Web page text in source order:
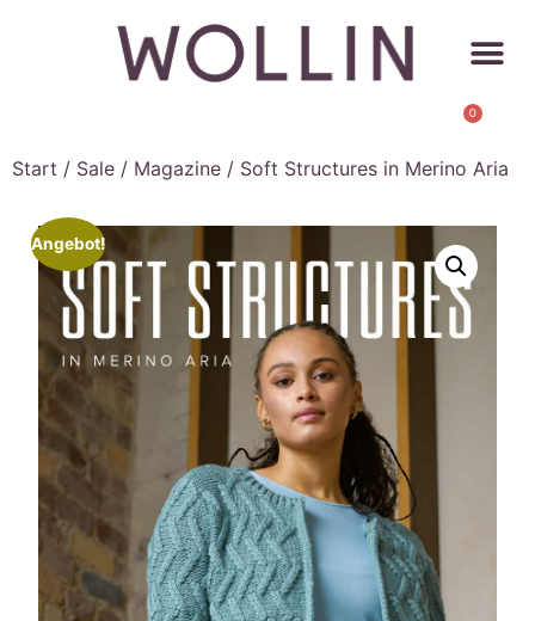
0
Start / Sale / Magazine / Soft Structures in Merino Aria
Angebot!